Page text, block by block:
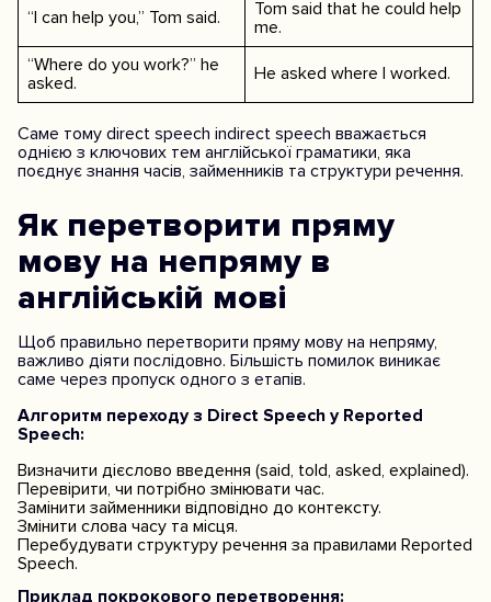
“I can help you,” Tom said.
Tom said that he could help
me.
“Where do you work?” he
asked.
He asked where I worked.
Саме тому direct speech indirect speech вважається
однією з ключових тем англійської граматики, яка
поєднує знання часів, займенників та структури речення.
Як перетворити пряму
мову на непряму в
англійській мові
Щоб правильно перетворити пряму мову на непряму,
важливо діяти послідовно. Більшість помилок виникає
саме через пропуск одного з етапів.
Алгоритм переходу з Direct Speech у Reported
Speech:
Визначити дієслово введення (said, told, asked, explained).
Перевірити, чи потрібно змінювати час.
Замінити займенники відповідно до контексту.
Змінити слова часу та місця.
Перебудувати структуру речення за правилами Reported
Speech.
Приклад покрокового перетворення: